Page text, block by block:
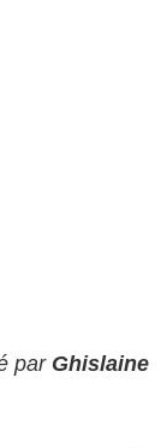
par Ghislaine